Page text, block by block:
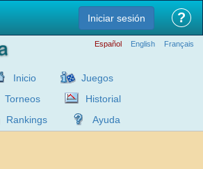
Iniciar sesión ?
Español English Français
Inicio
Juegos
Torneos
Historial
Rankings
Ayuda